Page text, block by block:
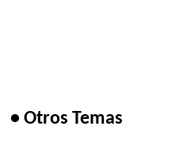
• Otros Temas